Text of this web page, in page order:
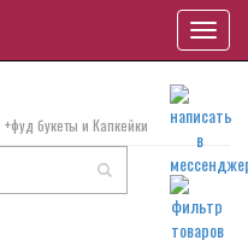
+фуд букеты и Капкейки